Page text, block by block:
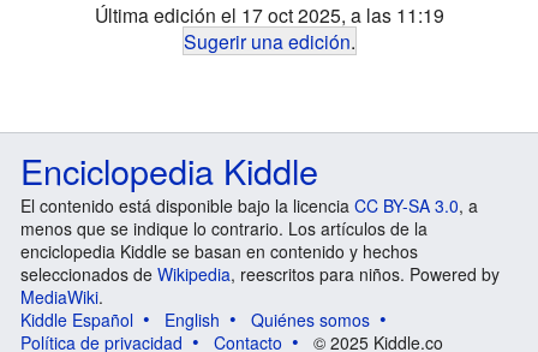
Última edición el 17 oct 2025, a las 11:19
Sugerir una edición.
Enciclopedia Kiddle
El contenido está disponible bajo la licencia CC BY-SA 3.0, a
menos que se indique lo contrario. Los artículos de la
enciclopedia Kiddle se basan en contenido y hechos
seleccionados de Wikipedia, reescritos para niños. Powered by
MediaWiki.
Kiddle Español
English
Quiénes somos
Política de privacidad
Contacto © 2025 Kiddle.co